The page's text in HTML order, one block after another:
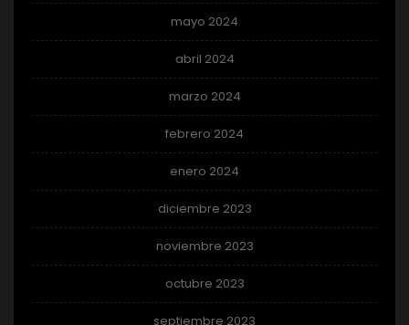
mayo 2024
abril 2024
marzo 2024
febrero 2024
enero 2024
diciembre 2023
noviembre 2023
octubre 2023
septiembre 2023